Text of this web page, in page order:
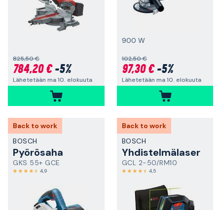
825,50 €
784,20 €-5%
Lähetetään ma 10. elokuuta
900 W
102,50 €
97,30 €-5%
Lähetetään ma 10. elokuuta
Back to work
BOSCH
Pyörösaha
GKS 55+ GCE
4,9
Back to work
BOSCH
Yhdistelmälaser
GCL 2-50/RM10
4,5